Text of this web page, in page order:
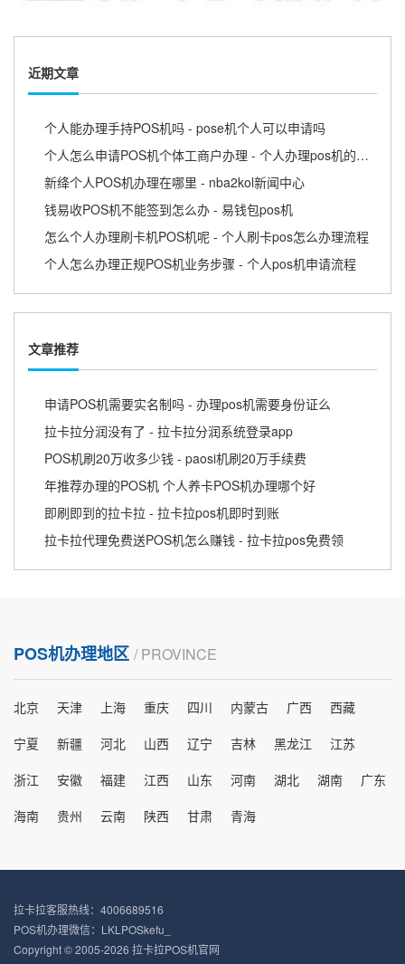
近期文章
个人能办理手持POS机吗 - pose机个人可以申请吗
个人怎么申请POS机个体工商户办理 - 个人办理pos机的流程
新绛个人POS机办理在哪里 - nba2kol新闻中心
钱易收POS机不能签到怎么办 - 易钱包pos机
怎么个人办理刷卡机POS机呢 - 个人刷卡pos怎么办理流程
个人怎么办理正规POS机业务步骤 - 个人pos机申请流程
文章推荐
申请POS机需要实名制吗 - 办理pos机需要身份证么
拉卡拉分润没有了 - 拉卡拉分润系统登录app
POS机刷20万收多少钱 - paosi机刷20万手续费
年推荐办理的POS机 个人养卡POS机办理哪个好
即刷即到的拉卡拉 - 拉卡拉pos机即时到账
拉卡拉代理免费送POS机怎么赚钱 - 拉卡拉pos免费领
POS机办理地区 / PROVINCE
北京 天津 上海 重庆 四川 内蒙古 广西
西藏
宁夏
新疆 河北 山西 辽宁 吉林 黑龙江
江苏
浙江
安徽 福建 江西 山东 河南 湖北 湖南
广东
海南
贵州 云南 陕西 甘肃 青海
拉卡拉客服热线：4006689516
POS机办理微信：LKLPOSkefu_
Copyright © 2005-2026 拉卡拉POS机官网